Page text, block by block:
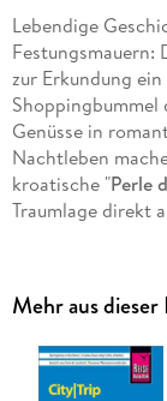
Lebendige
zur Erkundung
Shoppingbummel
Genüsse in
Nachtleben
kroatische "Perle
Traumlage direkt
die reizvollen
beeindruckenden
Dieser aktuelle
um alle Seiten
Mehr aus dieser